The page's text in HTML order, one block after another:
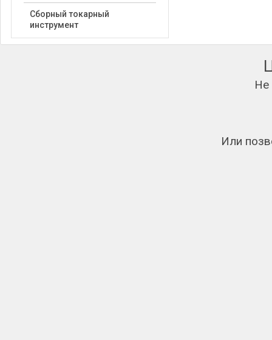
Сборный токарный
инструмент
Не
Или